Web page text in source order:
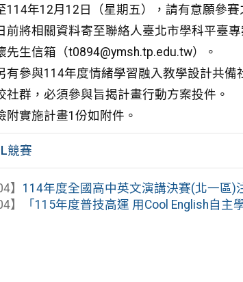
114年12月12日（星期五），請有意願參賽
前將相關資料寄至聯絡人臺北市學科平臺
先生信箱（t0894@ymsh.tp.edu.tw）。
有參與114年度情緒學習融入教學設計共備
社群，必須參與旨揭計畫行動方案投件。
附實施計畫1份如附件。
競賽
】 114年度全國高中英文演講決賽(北一區)
】
「115年度普技高運 用Cool English自